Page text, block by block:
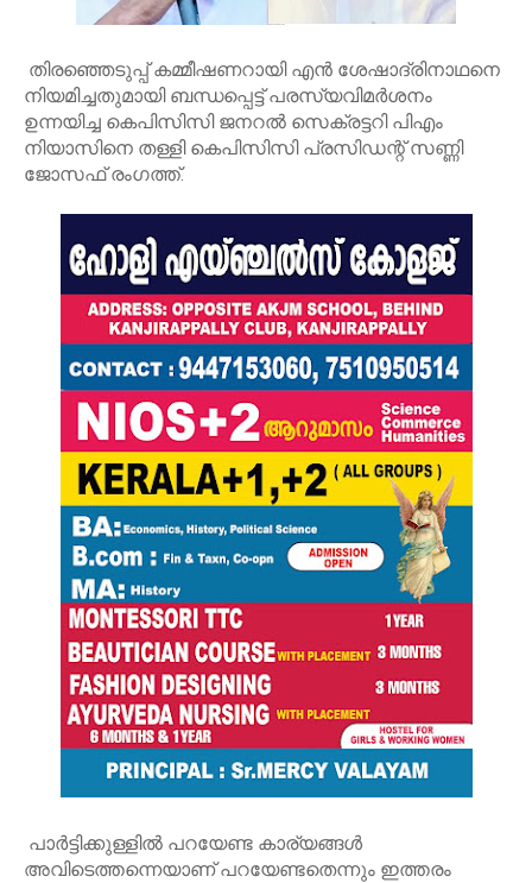
തിരഞ്ഞെടുപ്പ് കമ്മീഷണറായി എന്‍ ശേഷാദ്രിനാഥനെ
നിയമിച്ചതുമായി ബന്ധപ്പെട്ട് പരസ്യവിമര്‍ശനം
ഉന്നയിച്ച കെപിസിസി ജനറല്‍ സെക്രട്ടറി പിഎം
നിയാസിനെ തള്ളി കെപിസിസി പ്രസിഡന്റ് സണ്ണി
ജോസഫ് രംഗത്ത്.
പാര്‍ട്ടിക്കുള്ളില്‍ പറയേണ്ട കാര്യങ്ങള്‍
അവിടെത്തന്നെയാണ് പറയേണ്ടതെന്നും ഇത്തരം